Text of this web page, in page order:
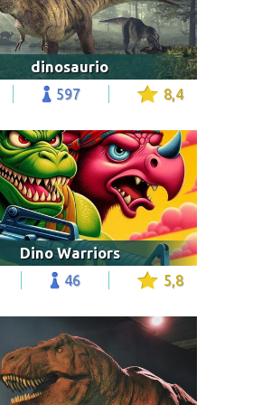
dinosaurio
597 8,4
Dino Warriors
46 5,8